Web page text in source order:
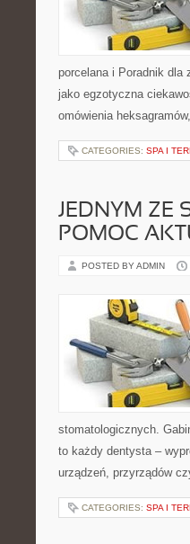
porcelana i Poradnik dla
jako egzotyczna
omówienia
CATEGORIES: SPA I
JEDNYM ZE
POMOC
POSTED BY ADMIN
stomatologicznych.
to każdy dentysta –
urządzeń, przyrządów
CATEGORIES: SPA I